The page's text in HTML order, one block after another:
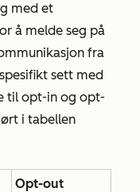
med et
å melde seg på
fra
sett med
til opt-in og opt-
i tabellen
Opt-out